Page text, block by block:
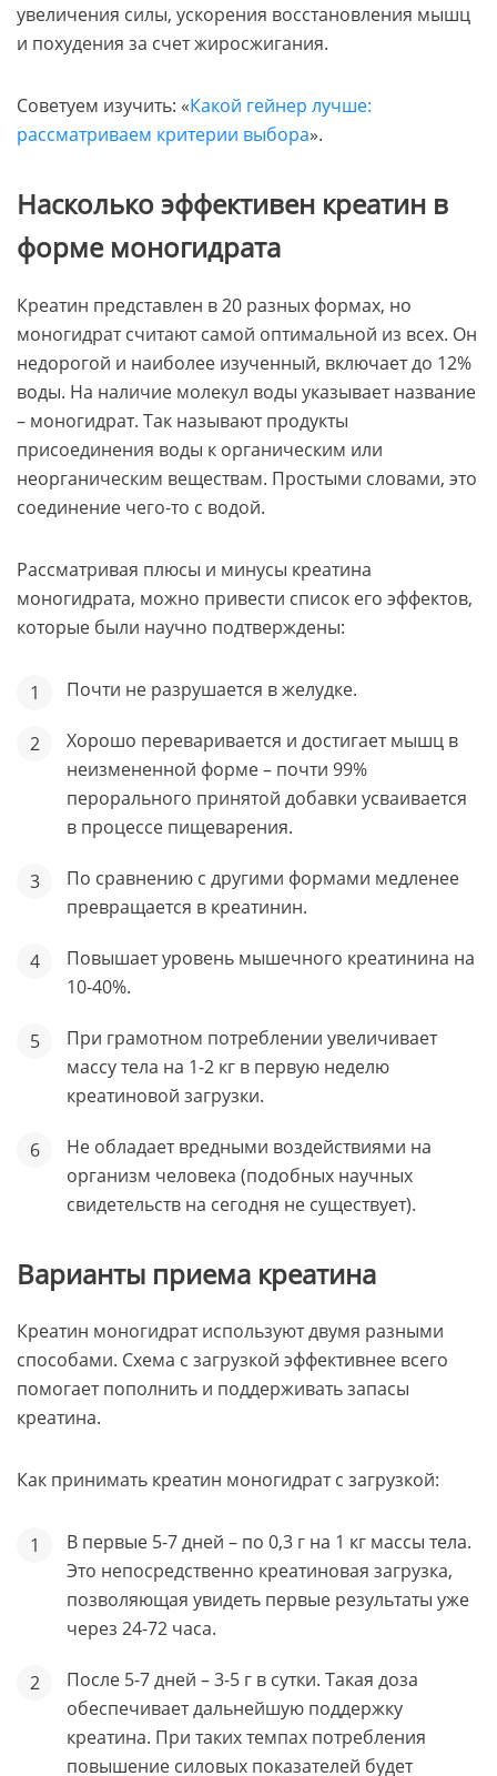
увеличения силы, ускорения восстановления мышц
и похудения за счет жиросжигания.
Советуем изучить: «Какой гейнер лучше:
рассматриваем критерии выбора».
Насколько эффективен креатин в
форме моногидрата
Креатин представлен в 20 разных формах, но
моногидрат считают самой оптимальной из всех. Он
недорогой и наиболее изученный, включает до 12%
воды. На наличие молекул воды указывает название
– моногидрат. Так называют продукты
присоединения воды к органическим или
неорганическим веществам. Простыми словами, это
соединение чего-то с водой.
Рассматривая плюсы и минусы креатина
моногидрата, можно привести список его эффектов,
которые были научно подтверждены:
Почти не разрушается в желудке.
Хорошо переваривается и достигает мышц в
неизмененной форме – почти 99%
перорального принятой добавки усваивается
в процессе пищеварения.
По сравнению с другими формами медленее
превращается в креатинин.
Повышает уровень мышечного креатинина на
10-40%.
При грамотном потреблении увеличивает
массу тела на 1-2 кг в первую неделю
креатиновой загрузки.
Не обладает вредными воздействиями на
организм человека (подобных научных
свидетельств на сегодня не существует).
Варианты приема креатина
Креатин моногидрат используют двумя разными
способами. Схема с загрузкой эффективнее всего
помогает пополнить и поддерживать запасы
креатина.
Как принимать креатин моногидрат с загрузкой:
В первые 5-7 дней – по 0,3 г на 1 кг массы тела.
Это непосредственно креатиновая загрузка,
позволяющая увидеть первые результаты уже
через 24-72 часа.
После 5-7 дней – 3-5 г в сутки. Такая доза
обеспечивает дальнейшую поддержку
креатина. При таких темпах потребления
повышение силовых показателей будет